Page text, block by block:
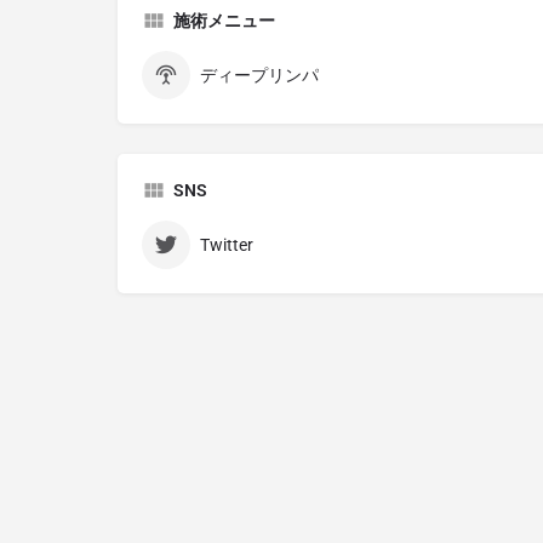
施術メニュー
ディープリンパ
SNS
Twitter